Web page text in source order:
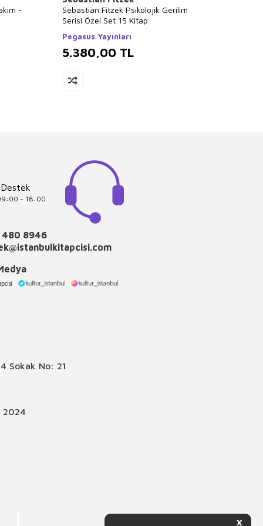
X
-
Sebastian Fitzek Psikolojik Gerilim
Serisi Özel Set 15 Kitap
Pegasus Yayınları
5.380,00 TL
- 18:00
480 8946
Sokak No: 21
2024